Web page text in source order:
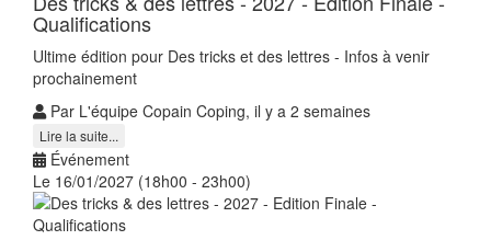
Qualifications
Ultime édition pour Des tricks et des lettres - Infos à venir
prochainement
Par L'équipe Copain Coping, il y a 2 semaines
Lire la suite...
Événement
Le 16/01/2027 (18h00 - 23h00)